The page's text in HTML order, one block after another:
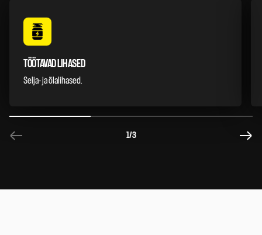
TÖÖTAVAD LIHASED
Selja- ja õlalihased.
1/3